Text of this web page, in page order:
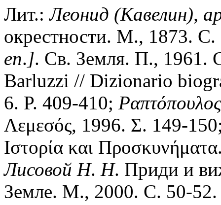
Лит.:Леонид (Кавелин),
окрестности. М., 1873.
еп.]. Св. Земля. П., 1961.
Barluzzi // Dizionario
6. P. 409-410; Ραπτόπουλος
Λεμεσός, 1996. Σ. 149-
Ιστορία και
Лисовой Н. Н. Приди и
Земле. М., 2000. С. 50-52.